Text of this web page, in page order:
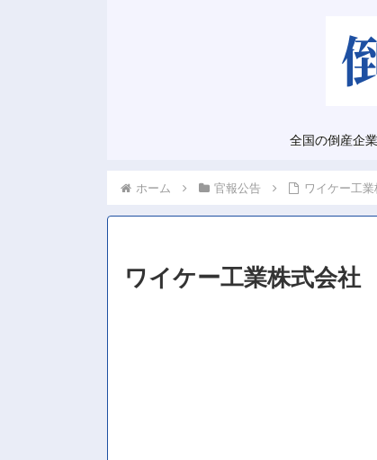
全国の倒産企
ホーム 官報公告 ワイケー工
ワイケー工業株式会社